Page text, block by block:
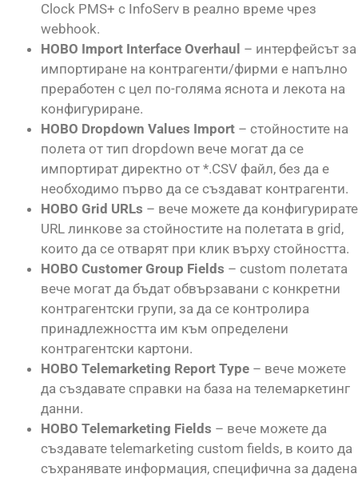
Clock PMS+ с InfoServ в реално време чрез
webhook.
НОВО Import Interface Overhaul – интерфейсът за
импортиране на контрагенти/фирми е напълно
преработен с цел по-голяма яснота и лекота на
конфигуриране.
НОВО Dropdown Values Import – стойностите на
полета от тип dropdown вече могат да се
импортират директно от *.CSV файл, без да е
необходимо първо да се създават контрагенти.
НОВО Grid URLs – вече можете да конфигурирате
URL линкове за стойностите на полетата в grid,
които да се отварят при клик върху стойността.
НОВО Customer Group Fields – custom полетата
вече могат да бъдат обвързавани с конкретни
контрагентски групи, за да се контролира
принадлежността им към определени
контрагентски картони.
НОВО Telemarketing Report Type – вече можете
да създавате справки на база на телемаркетинг
данни.
НОВО Telemarketing Fields – вече можете да
създавате telemarketing custom fields, в които да
съхранявате информация, специфична за дадена